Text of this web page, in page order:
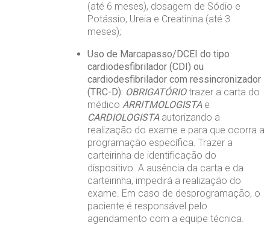
(até 6 meses), dosagem de Sódio e
Potássio, Ureia e Creatinina (até 3
meses);
Uso de Marcapasso/DCEI do tipo
cardiodesfibrilador (CDI) ou
cardiodesfibrilador com ressincronizador
(TRC-D): OBRIGATÓRIOtrazer a carta do
médico ARRITMOLOGISTA e
CARDIOLOGISTA autorizando a
realização do exame e para que ocorra a
programação específica. Trazer a
carteirinha de identificação do
dispositivo. A ausência da carta e da
carteirinha, impedirá a realização do
exame. Em caso de desprogramação, o
paciente é responsável pelo
agendamento com a equipe técnica.